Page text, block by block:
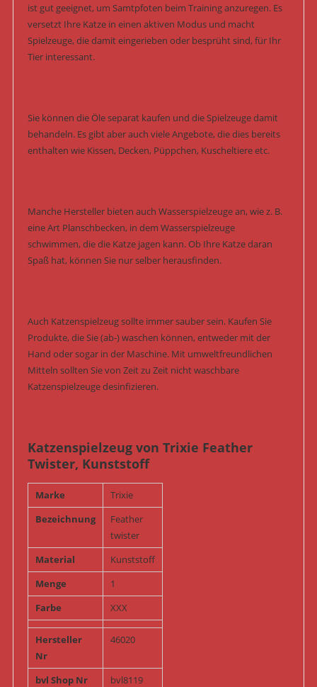
ist gut geeignet, um Samtpfoten beim Training anzuregen. Es
versetzt Ihre Katze in einen aktiven Modus und macht
Spielzeuge, die damit eingerieben oder besprüht sind, für Ihr
Tier interessant.
Sie können die Öle separat kaufen und die Spielzeuge damit
behandeln. Es gibt aber auch viele Angebote, die dies bereits
enthalten wie Kissen, Decken, Püppchen, Kuscheltiere etc.
Manche Hersteller bieten auch Wasserspielzeuge an, wie z. B.
eine Art Planschbecken, in dem Wasserspielzeuge
schwimmen, die die Katze jagen kann. Ob Ihre Katze daran
Spaß hat, können Sie nur selber herausfinden.
Auch Katzenspielzeug sollte immer sauber sein. Kaufen Sie
Produkte, die Sie (ab-) waschen können, entweder mit der
Hand oder sogar in der Maschine. Mit umweltfreundlichen
Mitteln sollten Sie von Zeit zu Zeit nicht waschbare
Katzenspielzeuge desinfizieren.
Katzenspielzeug von Trixie Feather
Twister, Kunststoff
Marke
Trixie
Bezeichnung
Feather
twister
Material
Kunststoff
Menge
1
Farbe
XXX
Hersteller
Nr
46020
bvl Shop Nr
bvl8119